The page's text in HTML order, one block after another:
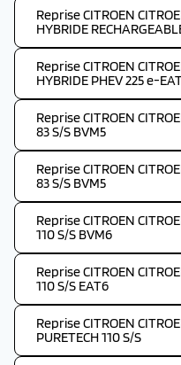
Reprise CITROEN
HYBRIDE
Reprise CITROEN
HYBRIDE PHEV 225 e-
Reprise CITROEN
83 S/S BVM5
Reprise CITROEN
83 S/S BVM5
Reprise CITROEN
110 S/S BVM6
Reprise CITROEN
110 S/S EAT6
Reprise CITROEN
PURETECH 110 S/S